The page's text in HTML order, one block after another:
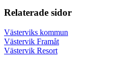
Relaterade sidor
Västerviks kommun
Västervik Framåt
Västervik Resort